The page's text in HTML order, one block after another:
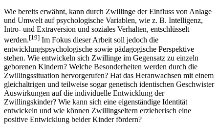
Wie bereits erwähnt, kann durch Zwillinge der Einfluss von Anlage
und Umwelt auf psychologische Variablen, wie z. B. Intelligenz,
Intro- und Extraversion und soziales Verhalten, entschlüsselt
werden.[19] Im Fokus dieser Arbeit soll jedoch die
entwicklungspsychologische sowie pädagogische Perspektive
stehen. Wie entwickeln sich Zwillinge im Gegensatz zu einzeln
geborenen Kindern? Welche Besonderheiten werden durch die
Zwillingssituation hervorgerufen? Hat das Heranwachsen mit einem
gleichaltrigen und teilweise sogar genetisch identischen Geschwister
Auswirkungen auf die individuelle Entwicklung der
Zwillingskinder? Wie kann sich eine eigenständige Identität
entwickeln und wie können Zwillingseltern erzieherisch eine
positive Entwicklung beider Kinder fördern?